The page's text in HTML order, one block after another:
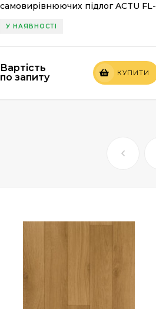
самовирівнюючих підлог ACTU FL-
У НАЯВНОСТІ
Вартість
по запиту
КУПИТИ